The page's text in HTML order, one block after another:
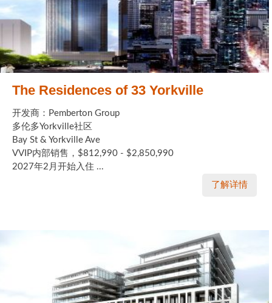
The Residences of 33 Yorkville
开发商：Pemberton Group
多伦多Yorkville社区
Bay St & Yorkville Ave
VVIP内部销售，$812,990 - $2,850,990
2027年2月开始入住 ...
了解详情